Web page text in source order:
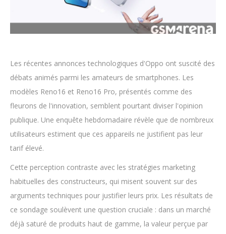
Les récentes annonces technologiques d'Oppo ont suscité des
débats animés parmi les amateurs de smartphones. Les
modèles Reno16 et Reno16 Pro, présentés comme des
fleurons de l'innovation, semblent pourtant diviser l'opinion
publique. Une enquête hebdomadaire révèle que de nombreux
utilisateurs estiment que ces appareils ne justifient pas leur
tarif élevé.
Cette perception contraste avec les stratégies marketing
habituelles des constructeurs, qui misent souvent sur des
arguments techniques pour justifier leurs prix. Les résultats de
ce sondage soulèvent une question cruciale : dans un marché
déjà saturé de produits haut de gamme, la valeur perçue par